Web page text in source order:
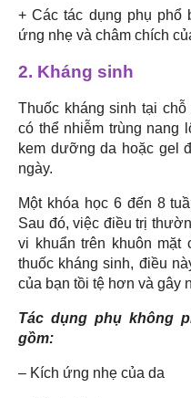
+ Các tác dụng phụ phổ
ứng nhẹ và châm chích
2. Kháng sinh
Thuốc kháng sinh tại
có thể nhiễm trùng nang
kem dưỡng da hoặc gel
ngày.
Một khóa học 6 đến 8
Sau đó, việc điều trị
vi khuẩn trên khuôn mặt
thuốc kháng sinh, điều
của bạn tồi tệ hơn và gây
Tác dụng phụ không
gồm:
– Kích ứng nhẹ của da